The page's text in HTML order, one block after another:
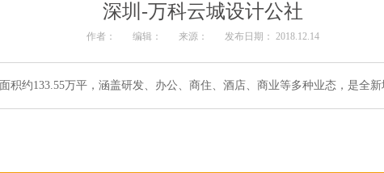
深圳-万科云城设计公社
作者： 编辑： 来源： 发布日期： 2018.12.14
积约133.55万平，涵盖研发、办公、商住、酒店、商业等多种业态，是全